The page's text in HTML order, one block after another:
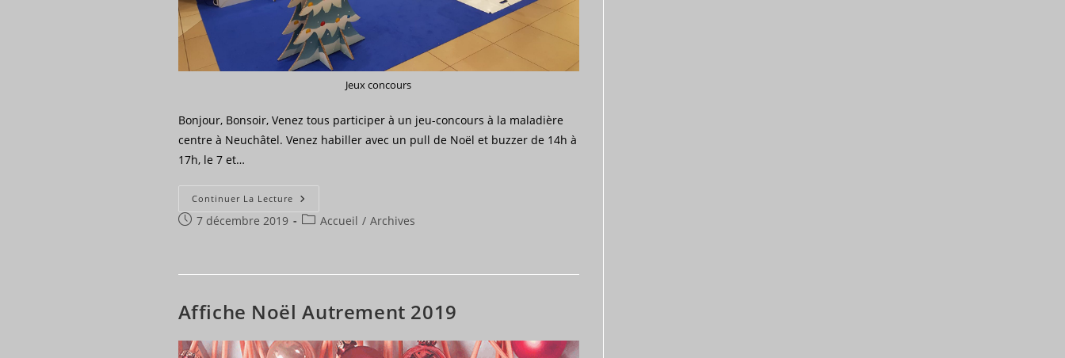
Jeux concours
Bonjour, Bonsoir, Venez tous participer à un jeu-concours à la maladière
centre à Neuchâtel. Venez habiller avec un pull de Noël et buzzer de 14h à
17h, le 7 et…
Continuer La LectureMaladière
Neuchâtel
Publication
7 décembre 2019
PostAccueil / Archives
Affiche Noël Autrement 2019